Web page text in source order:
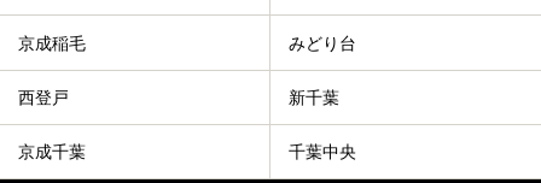
京成稲毛 みどり台
西登戸 新千葉
京成千葉 千葉中央